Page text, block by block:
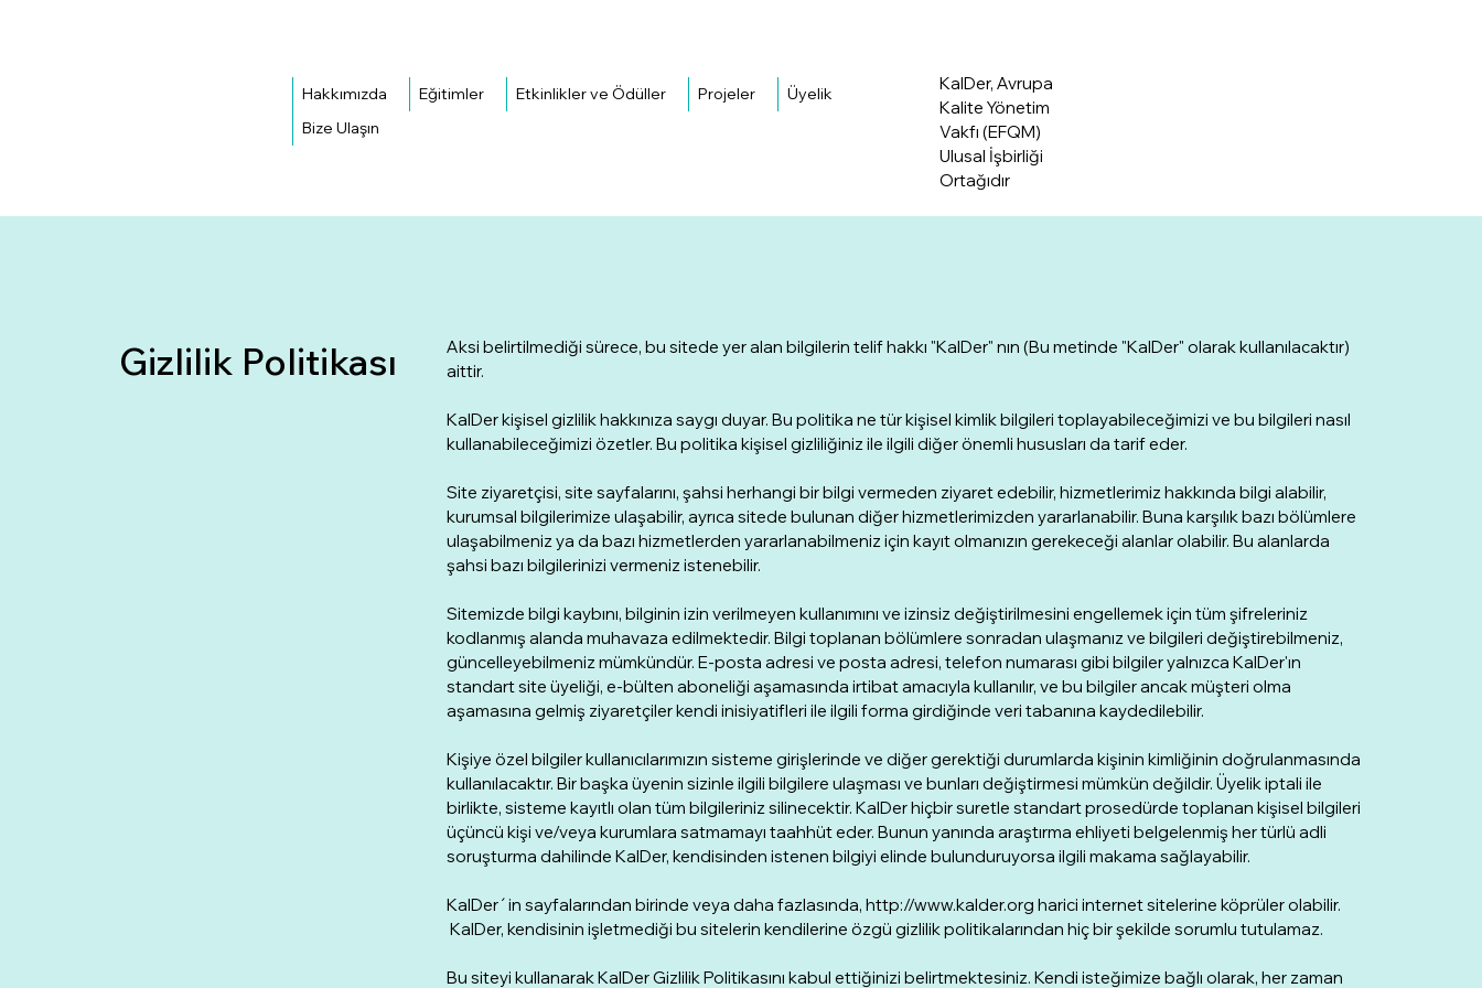
KalDer, Avrupa
Kalite Yönetim
Vakfı (EFQM)
Ulusal İşbirliği
Ortağıdır
Hakkımızda Eğitimler Etkinlikler ve Ödüller Projeler
Üyelik
Bize Ulaşın
Gizlilik Politikası
Aksi belirtilmediği sürece, bu sitede yer alan bilgilerin telif hakkı "KalDer" nın (Bu metinde "KalDer" olarak kullanılacaktır)
aittir.
KalDer kişisel gizlilik hakkınıza saygı duyar. Bu politika ne tür kişisel kimlik bilgileri toplayabileceğimizi ve bu bilgileri nasıl
kullanabileceğimizi özetler. Bu politika kişisel gizliliğiniz ile ilgili diğer önemli hususları da tarif eder.
Site ziyaretçisi, site sayfalarını, şahsi herhangi bir bilgi vermeden ziyaret edebilir, hizmetlerimiz hakkında bilgi alabilir,
kurumsal bilgilerimize ulaşabilir, ayrıca sitede bulunan diğer hizmetlerimizden yararlanabilir. Buna karşılık bazı bölümlere
ulaşabilmeniz ya da bazı hizmetlerden yararlanabilmeniz için kayıt olmanızın gerekeceği alanlar olabilir. Bu alanlarda
şahsi bazı bilgilerinizi vermeniz istenebilir.
Sitemizde bilgi kaybını, bilginin izin verilmeyen kullanımını ve izinsiz değiştirilmesini engellemek için tüm şifreleriniz
kodlanmış alanda muhavaza edilmektedir. Bilgi toplanan bölümlere sonradan ulaşmanız ve bilgileri değiştirebilmeniz,
güncelleyebilmeniz mümkündür. E-posta adresi ve posta adresi, telefon numarası gibi bilgiler yalnızca KalDer'ın
standart site üyeliği, e-bülten aboneliği aşamasında irtibat amacıyla kullanılır, ve bu bilgiler ancak müşteri olma
aşamasına gelmiş ziyaretçiler kendi inisiyatifleri ile ilgili forma girdiğinde veri tabanına kaydedilebilir.
Kişiye özel bilgiler kullanıcılarımızın sisteme girişlerinde ve diğer gerektiği durumlarda kişinin kimliğinin doğrulanmasında
kullanılacaktır. Bir başka üyenin sizinle ilgili bilgilere ulaşması ve bunları değiştirmesi mümkün değildir. Üyelik iptali ile
birlikte, sisteme kayıtlı olan tüm bilgileriniz silinecektir. KalDer hiçbir suretle standart prosedürde toplanan kişisel bilgileri
üçüncü kişi ve/veya kurumlara satmamayı taahhüt eder. Bunun yanında araştırma ehliyeti belgelenmiş her türlü adli
soruşturma dahilinde KalDer, kendisinden istenen bilgiyi elinde bulunduruyorsa ilgili makama sağlayabilir.
KalDer´in sayfalarından birinde veya daha fazlasında, http://www.kalder.org harici internet sitelerine köprüler olabilir.
KalDer, kendisinin işletmediği bu sitelerin kendilerine özgü gizlilik politikalarından hiç bir şekilde sorumlu tutulamaz.
Bu siteyi kullanarak KalDer Gizlilik Politikasını kabul ettiğinizi belirtmektesiniz. Kendi isteğimize bağlı olarak, her zaman